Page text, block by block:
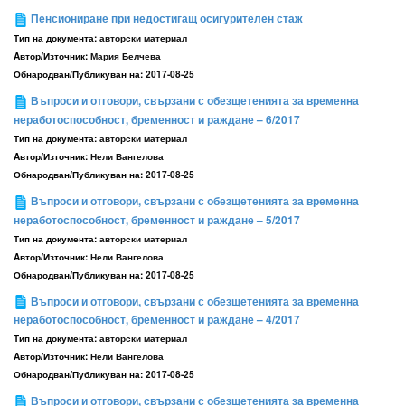
Пенсиониране при недостигащ осигурителен стаж
Тип на документа: авторски материал
Aвтор/Източник: Мария Белчева
Обнародван/Публикуван на: 2017-08-25
Въпроси и отговори, свързани с обезщетенията за временна
неработоспособност, бременност и раждане – 6/2017
Тип на документа: авторски материал
Aвтор/Източник: Нели Вангелова
Обнародван/Публикуван на: 2017-08-25
Въпроси и отговори, свързани с обезщетенията за временна
неработоспособност, бременност и раждане – 5/2017
Тип на документа: авторски материал
Aвтор/Източник: Нели Вангелова
Обнародван/Публикуван на: 2017-08-25
Въпроси и отговори, свързани с обезщетенията за временна
неработоспособност, бременност и раждане – 4/2017
Тип на документа: авторски материал
Aвтор/Източник: Нели Вангелова
Обнародван/Публикуван на: 2017-08-25
Въпроси и отговори, свързани с обезщетенията за временна